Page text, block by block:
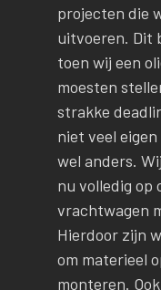
projecten die
uitvoeren. Dit
toen wij een
moesten
strakke
niet veel
wel anders.
nu volledig op
vrachtwagen
Hierdoor zijn
om materieel
monteren.